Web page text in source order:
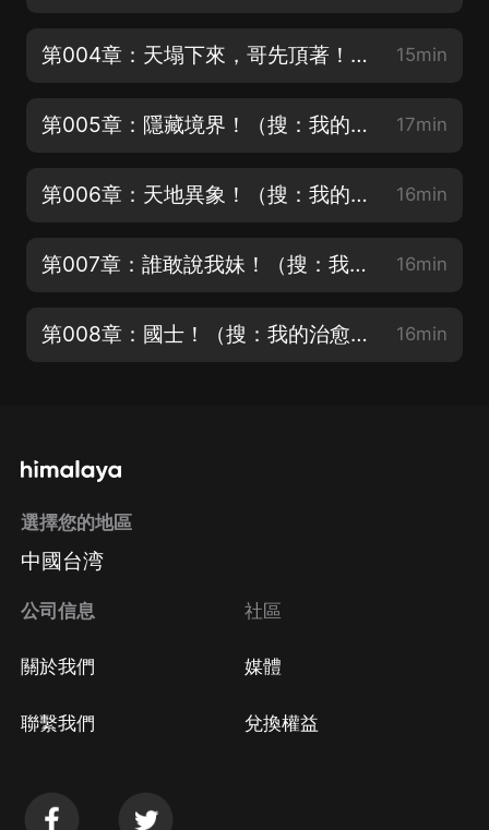
第004章：天塌下來，哥先頂著！（搜：我的治愈系遊戲，每天抽188現金紅包） 15min
第005章：隱藏境界！（搜：我的治愈系遊戲，每天抽188現金紅包） 17min
第006章：天地異象！（搜：我的治愈系遊戲，每天抽188現金紅包） 16min
第007章：誰敢說我妹！（搜：我的治愈系遊戲，每天抽188現金紅包） 16min
第008章：國士！（搜：我的治愈系遊戲，每天抽188現金紅包） 16min
選擇您的地區
中國台湾
公司信息
關於我們
聯繫我們
社區
媒體
兌換權益